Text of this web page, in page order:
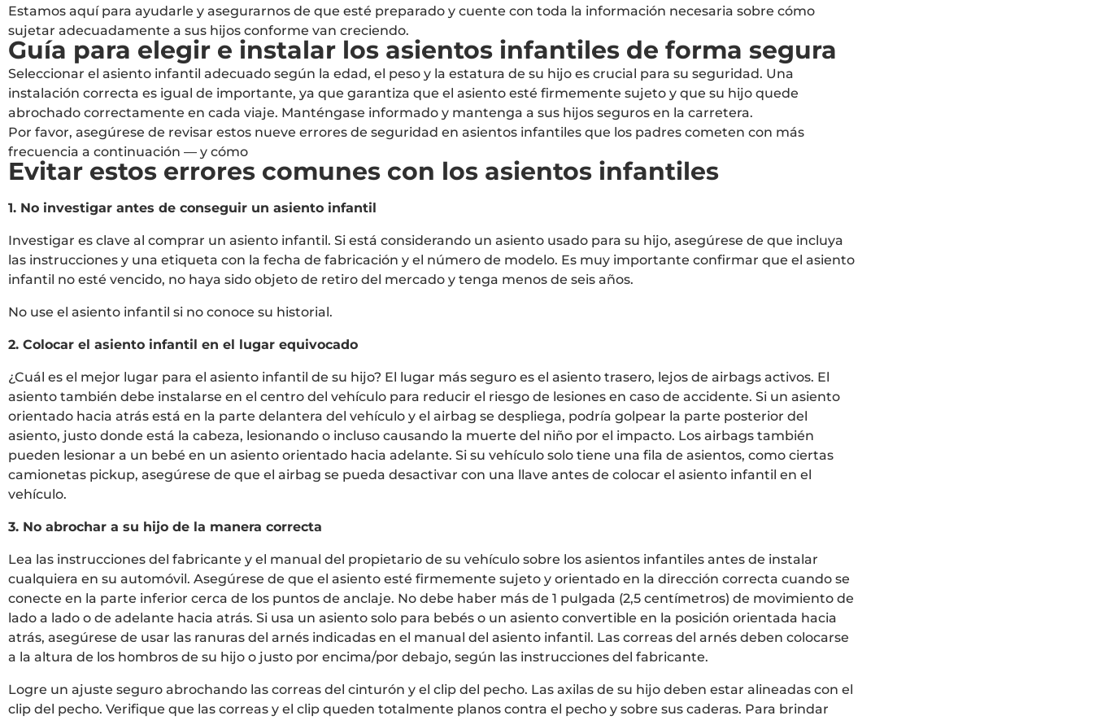
Estamos aquí para ayudarle y asegurarnos de que esté preparado y cuente con toda la información necesaria sobre cómo
sujetar adecuadamente a sus hijos conforme van creciendo.
Guía para elegir e instalar los asientos infantiles de forma segura
Seleccionar el asiento infantil adecuado según la edad, el peso y la estatura de su hijo es crucial para su seguridad. Una
instalación correcta es igual de importante, ya que garantiza que el asiento esté firmemente sujeto y que su hijo quede
abrochado correctamente en cada viaje. Manténgase informado y mantenga a sus hijos seguros en la carretera.
Por favor, asegúrese de revisar estos nueve errores de seguridad en asientos infantiles que los padres cometen con más
frecuencia a continuación — y cómo
Evitar estos errores comunes con los asientos infantiles
1. No investigar antes de conseguir un asiento infantil
Investigar es clave al comprar un asiento infantil. Si está considerando un asiento usado para su hijo, asegúrese de que incluya
las instrucciones y una etiqueta con la fecha de fabricación y el número de modelo. Es muy importante confirmar que el asiento
infantil no esté vencido, no haya sido objeto de retiro del mercado y tenga menos de seis años.
No use el asiento infantil si no conoce su historial.
2. Colocar el asiento infantil en el lugar equivocado
¿Cuál es el mejor lugar para el asiento infantil de su hijo? El lugar más seguro es el asiento trasero, lejos de airbags activos. El
asiento también debe instalarse en el centro del vehículo para reducir el riesgo de lesiones en caso de accidente. Si un asiento
orientado hacia atrás está en la parte delantera del vehículo y el airbag se despliega, podría golpear la parte posterior del
asiento, justo donde está la cabeza, lesionando o incluso causando la muerte del niño por el impacto. Los airbags también
pueden lesionar a un bebé en un asiento orientado hacia adelante. Si su vehículo solo tiene una fila de asientos, como ciertas
camionetas pickup, asegúrese de que el airbag se pueda desactivar con una llave antes de colocar el asiento infantil en el
vehículo.
3. No abrochar a su hijo de la manera correcta
Lea las instrucciones del fabricante y el manual del propietario de su vehículo sobre los asientos infantiles antes de instalar
cualquiera en su automóvil. Asegúrese de que el asiento esté firmemente sujeto y orientado en la dirección correcta cuando se
conecte en la parte inferior cerca de los puntos de anclaje. No debe haber más de 1 pulgada (2,5 centímetros) de movimiento de
lado a lado o de adelante hacia atrás. Si usa un asiento solo para bebés o un asiento convertible en la posición orientada hacia
atrás, asegúrese de usar las ranuras del arnés indicadas en el manual del asiento infantil. Las correas del arnés deben colocarse
a la altura de los hombros de su hijo o justo por encima/por debajo, según las instrucciones del fabricante.
Logre un ajuste seguro abrochando las correas del cinturón y el clip del pecho. Las axilas de su hijo deben estar alineadas con el
clip del pecho. Verifique que las correas y el clip queden totalmente planos contra el pecho y sobre sus caderas. Para brindar